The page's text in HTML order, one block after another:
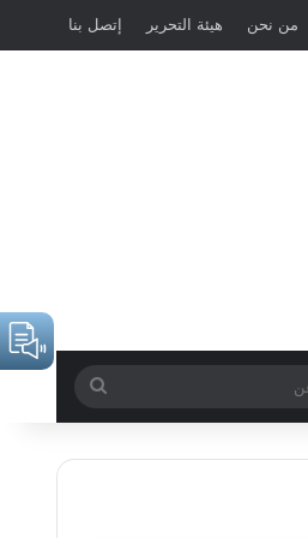
من نحن هيئة التحرير إتصل بنا
عن